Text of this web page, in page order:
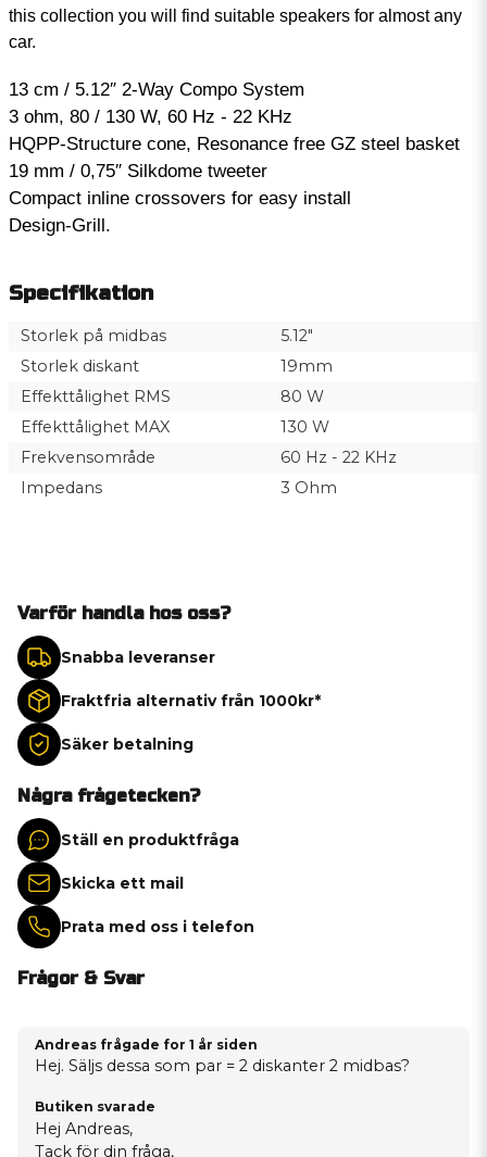
this collection you will find suitable speakers for almost any
car.
13 cm / 5.12″ 2-Way Compo System
3 ohm, 80 / 130 W, 60 Hz - 22 KHz
HQPP-Structure cone, Resonance free GZ steel basket
19 mm / 0,75″ Silkdome tweeter
Compact inline crossovers for easy install
Design-Grill.
Specifikation
Storlek på midbas
5.12″
Storlek diskant
19mm
Effekttålighet RMS
80 W
Effekttålighet MAX
130 W
Frekvensområde
60 Hz - 22 KHz
Impedans
3 Ohm
Varför handla hos oss?
Snabba leveranser
Fraktfria alternativ från 1000kr*
Säker betalning
Några frågetecken?
Ställ en produktfråga
Skicka ett mail
Prata med oss i telefon
Frågor & Svar
Andreas frågade for 1 år siden
Hej. Säljs dessa som par = 2 diskanter 2 midbas?
Butiken svarade
Hej Andreas,
Tack för din fråga,